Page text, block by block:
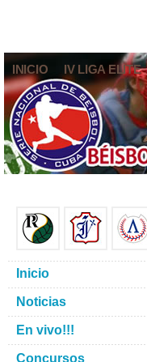
INICIO IV LIGA ELITE
Inicio
Noticias
En vivo!!!
Concursos